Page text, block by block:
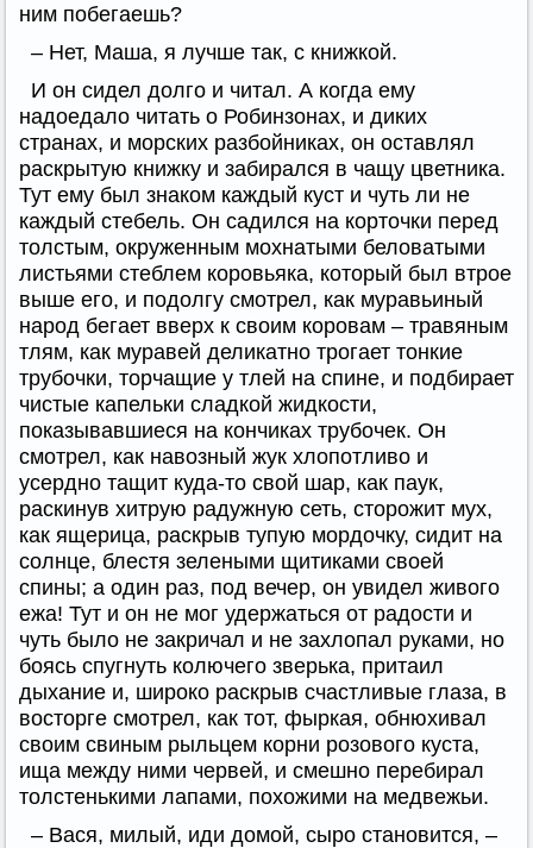
ним побегаешь?
– Нет, Маша, я лучше так, с книжкой.
И он сидел долго и читал. А когда ему
надоедало читать о Робинзонах, и диких
странах, и морских разбойниках, он оставлял
раскрытую книжку и забирался в чащу цветника.
Тут ему был знаком каждый куст и чуть ли не
каждый стебель. Он садился на корточки перед
толстым, окруженным мохнатыми беловатыми
листьями стеблем коровьяка, который был втрое
выше его, и подолгу смотрел, как муравьиный
народ бегает вверх к своим коровам – травяным
тлям, как муравей деликатно трогает тонкие
трубочки, торчащие у тлей на спине, и подбирает
чистые капельки сладкой жидкости,
показывавшиеся на кончиках трубочек. Он
смотрел, как навозный жук хлопотливо и
усердно тащит куда-то свой шар, как паук,
раскинув хитрую радужную сеть, сторожит мух,
как ящерица, раскрыв тупую мордочку, сидит на
солнце, блестя зелеными щитиками своей
спины; а один раз, под вечер, он увидел живого
ежа! Тут и он не мог удержаться от радости и
чуть было не закричал и не захлопал руками, но
боясь спугнуть колючего зверька, притаил
дыхание и, широко раскрыв счастливые глаза, в
восторге смотрел, как тот, фыркая, обнюхивал
своим свиным рыльцем корни розового куста,
ища между ними червей, и смешно перебирал
толстенькими лапами, похожими на медвежьи.
– Вася, милый, иди домой, сыро становится, –